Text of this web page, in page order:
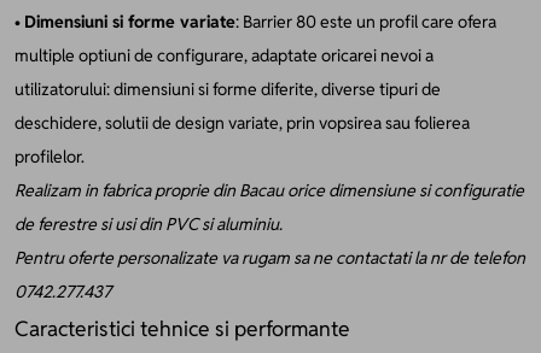
• Dimensiuni si forme variate: Barrier 80 este un profil care ofera
multiple optiuni de configurare, adaptate oricarei nevoi a
utilizatorului: dimensiuni si forme diferite, diverse tipuri de
deschidere, solutii de design variate, prin vopsirea sau folierea
profilelor.
Realizam in fabrica proprie din Bacau orice dimensiune si configuratie
de ferestre si usi din PVC si aluminiu.
Pentru oferte personalizate va rugam sa ne contactati la nr de telefon
0742.277.437
Caracteristici tehnice si performante